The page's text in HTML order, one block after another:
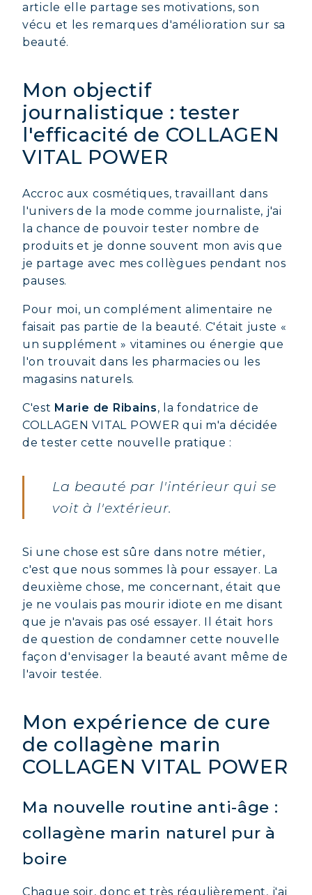
article elle partage ses motivations, son
vécu et les remarques d'amélioration sur sa
beauté.
Mon objectif
journalistique : tester
l'efficacité de COLLAGEN
VITAL POWER
Accroc aux cosmétiques, travaillant dans
l'univers de la mode comme journaliste, j'ai
la chance de pouvoir tester nombre de
produits et je donne souvent mon avis que
je partage avec mes collègues pendant nos
pauses.
Pour moi, un complément alimentaire ne
faisait pas partie de la beauté. C'était juste «
un supplément » vitamines ou énergie que
l'on trouvait dans les pharmacies ou les
magasins naturels.
C'est Marie de Ribains, la fondatrice de
COLLAGEN VITAL POWER qui m'a décidée
de tester cette nouvelle pratique :
La beauté par l'intérieur qui se
voit à l'extérieur.
Si une chose est sûre dans notre métier,
c'est que nous sommes là pour essayer. La
deuxième chose, me concernant, était que
je ne voulais pas mourir idiote en me disant
que je n'avais pas osé essayer. Il était hors
de question de condamner cette nouvelle
façon d'envisager la beauté avant même de
l'avoir testée.
Mon expérience de cure
de collagène marin
COLLAGEN VITAL POWER
Ma nouvelle routine anti-âge :
collagène marin naturel pur à
boire
Chaque soir, donc et très régulièrement, j'ai